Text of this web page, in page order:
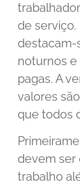
de serviço.
destacam-
noturnos e
pagas. A
valores
que todos
devem ser
trabalho